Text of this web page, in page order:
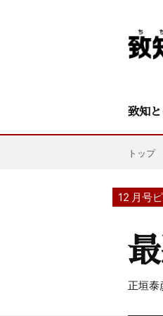
致知
トップ
12 月号
正垣泰